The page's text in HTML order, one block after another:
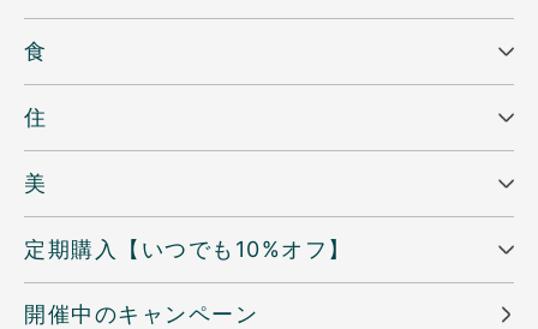
食
住
美
定期購入【いつでも10%オフ】
開催中のキャンペーン